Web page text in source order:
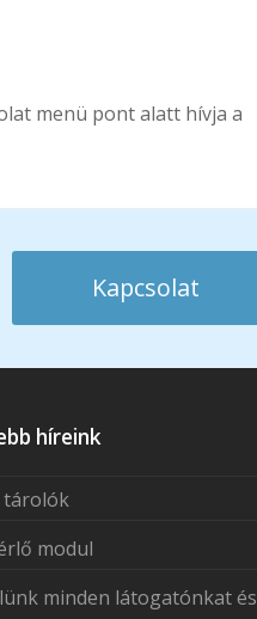
menü pont alatt hívja a
Kapcsolat
híreink
tárolók
modul
minden látogatónkat és